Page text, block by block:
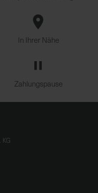
In Ihrer Nähe
Zahlungspause